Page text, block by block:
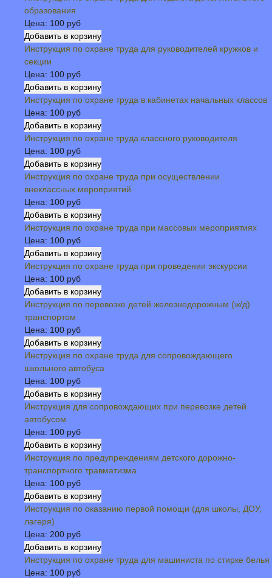
образования
Цена: 100 руб
Инструкция по охране труда для руководителей кружков и
секции
Цена: 100 руб
Инструкция по охране труда в кабинетах начальных классов
Цена: 100 руб
Инструкция по охране труда классного руководителя
Цена: 100 руб
Инструкция по охране труда при осуществлении
внеклассных мероприятий
Цена: 100 руб
Инструкция по охране труда при массовых мероприятиях
Цена: 100 руб
Инструкция по охране труда при проведении экскурсии
Цена: 100 руб
Инструкция по перевозке детей железнодорожным (ж/д)
транспортом
Цена: 100 руб
Инструкция по охране труда для сопровождающего
школьного автобуса
Цена: 100 руб
Инструкция для сопровождающих при перевозке детей
автобусом
Цена: 100 руб
Инструкция по предупреждениям детского дорожно-
транспортного травматизма
Цена: 100 руб
Инструкция по оказанию первой помощи (для школы, ДОУ,
лагеря)
Цена: 200 руб
Инструкция по охране труда для машиниста по стирке белья
Цена: 100 руб